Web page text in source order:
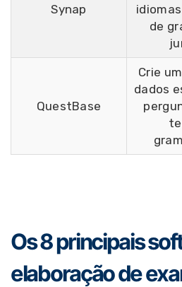
Synap
de
QuestBase
Crie
dados
Os 8 principais
elaboração de